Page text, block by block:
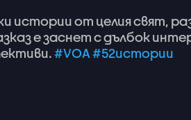
историиот целиясвят,
езаснетсдълбок
#VOA#52истории